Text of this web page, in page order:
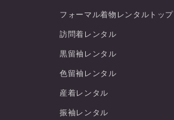
フォーマル着物レンタルトップ
訪問着レンタル
黒留袖レンタル
色留袖レンタル
産着レンタル
振袖レンタル